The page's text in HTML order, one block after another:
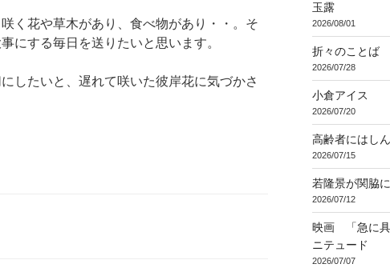
く花や草木があり、食べ物があり・・。そ
にする毎日を送りたいと思います。
したいと、遅れて咲いた彼岸花に気づかさ
玉露
2026/08/01
折々のことば
2026/07/28
小倉アイス
2026/07/20
高齢者にはし
2026/07/15
若隆景が関脇に
2026/07/12
映画 「急に具
ニテュード
2026/07/07